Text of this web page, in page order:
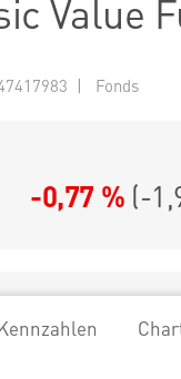
Value
| Fonds
-0,77 % (-